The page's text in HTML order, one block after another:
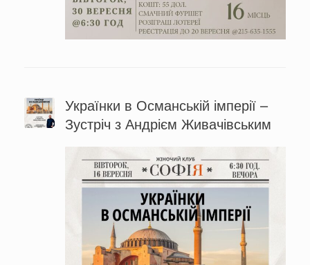
Українки в Османській імперії –
Зустріч з Андрієм Живачівським